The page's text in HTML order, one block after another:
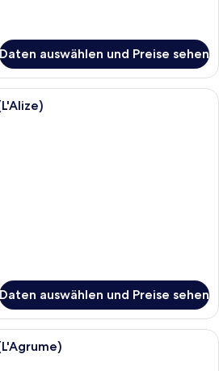
Daten auswählen und Preise sehen
Ein Hotelzimmer mit einem großen
Daten auswählen und Preise sehen
Ein Hotelzimmer mit Bett,